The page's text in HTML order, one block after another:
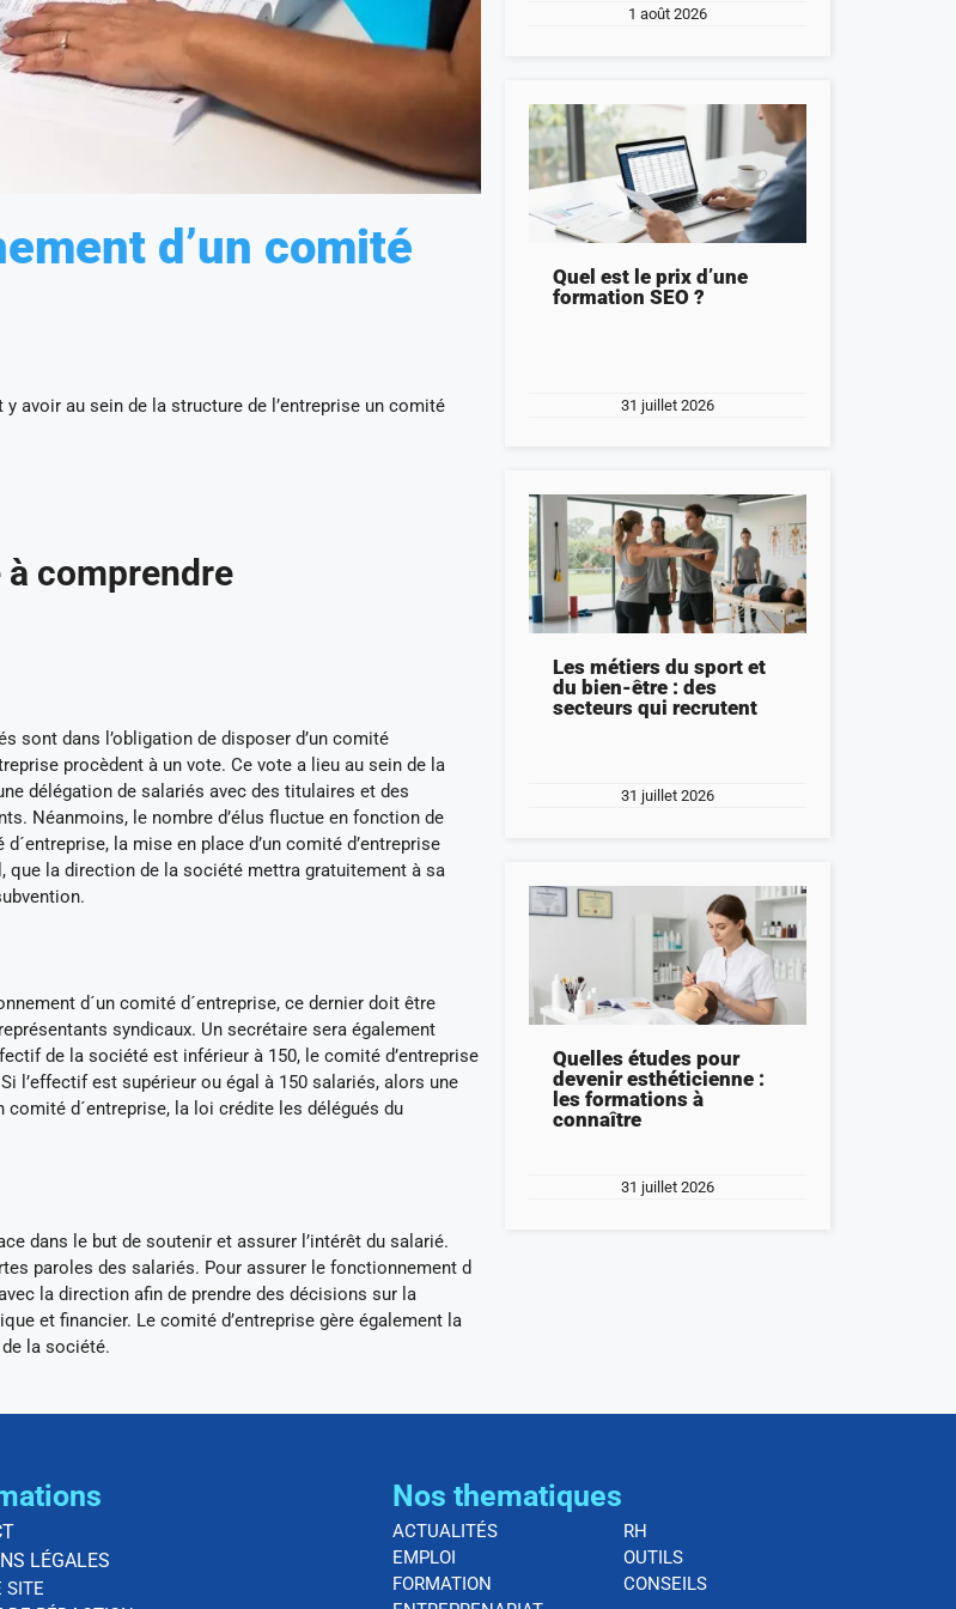
d’un comité
avoir au sein de la structure de l’entreprise un comité
comprendre
sont dans l’obligation de disposer d’un comité
procèdent à un vote. Ce vote a lieu au sein de la
délégation de salariés avec des titulaires et des
Néanmoins, le nombre d’élus fluctue en fonction de
la mise en place d’un comité d’entreprise
que la direction de la société mettra gratuitement à sa
d´un comité d´entreprise, ce dernier doit être
syndicaux. Un secrétaire sera également
de la société est inférieur à 150, le comité d’entreprise
l’effectif est supérieur ou égal à 150 salariés, alors une
d´entreprise, la loi crédite les délégués du
dans le but de soutenir et assurer l’intérêt du salarié.
paroles des salariés. Pour assurer le fonctionnement d
la direction afin de prendre des décisions sur la
et financier. Le comité d’entreprise gère également la
la société.
1 août 2026
Quel est le prix d’une
formation SEO ?
31 juillet 2026
Les métiers du sport et
du bien-être : des
secteurs qui recrutent
31 juillet 2026
Quelles études pour
devenir esthéticienne :
les formations à
connaître
31 juillet 2026
LÉGALES
SITE
Nos thematiques
ACTUALITÉS
EMPLOI
FORMATION
RH
OUTILS
CONSEILS